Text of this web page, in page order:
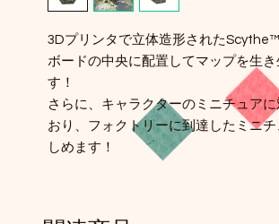
3Dプリンタで立体造形された
ボードの中央に配置してマップを生
す！
さらに、キャラクターのミニチュア
おり、フォクトリーに到達したミニ
しめます！